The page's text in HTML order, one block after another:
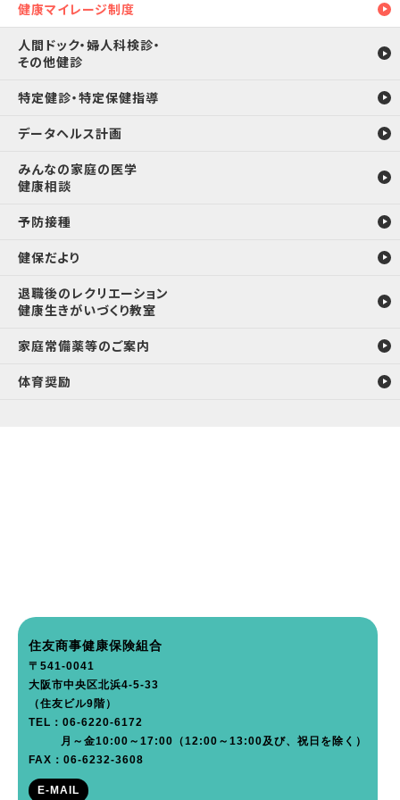
健康マイレージ制度
人間ドック・婦人科検診・
その他健診
特定健診・特定保健指導
データヘルス計画
みんなの家庭の医学
健康相談
予防接種
健保だより
退職後のレクリエーション
健康生きがいづくり教室
家庭常備薬等のご案内
体育奨励
住友商事健康保険組合
〒541-0041
大阪市中央区北浜4-5-33
（住友ビル9階）
TEL：06-6220-6172
月～金10:00～17:00（12:00～13:00及び、祝日を除く）
FAX：06-6232-3608
E-MAIL